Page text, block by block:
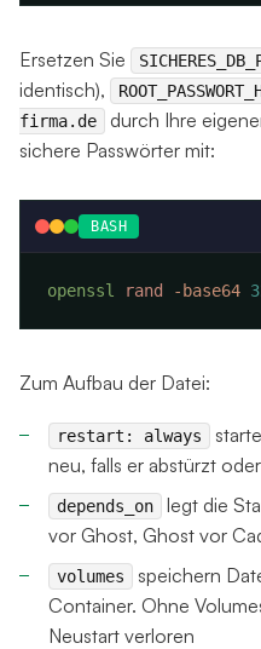
Ersetzen Sie
identisch),
firma.de
durch Ihre
sichere Passwörter mit:
BASH
openssl rand -base64
Zum Aufbau der Datei:
restart: always
neu, falls er abstürzt
depends_on
legt die
vor Ghost, Ghost vor
volumes
speichern
Container. Ohne
Neustart verloren